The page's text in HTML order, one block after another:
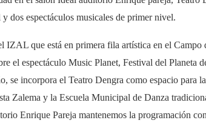
dos espectáculos musicales de primer nivel.
IZAL que está en primera fila artística en el
el espectáculo Music Planet, Festival del
se incorpora el Teatro Dengra como espacio para
Zalema y la Escuela Municipal de Danza
Enrique Pareja mantenemos la programación